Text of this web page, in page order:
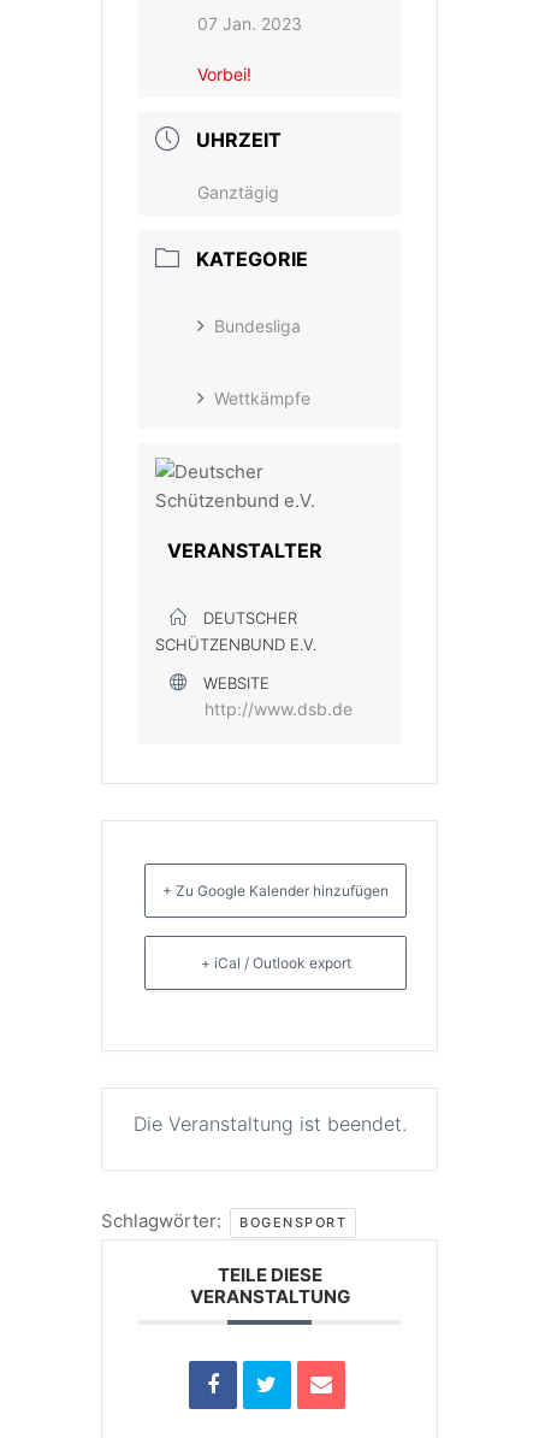
07 Jan. 2023
Vorbei!
UHRZEIT
Ganztägig
KATEGORIE
Bundesliga
Wettkämpfe
VERANSTALTER
DEUTSCHER
SCHÜTZENBUND E.V.
WEBSITE
http://www.dsb.de
+ Zu Google Kalender hinzufügen
+ iCal / Outlook export
Die Veranstaltung ist beendet.
Schlagwörter: BOGENSPORT
TEILE DIESE
VERANSTALTUNG